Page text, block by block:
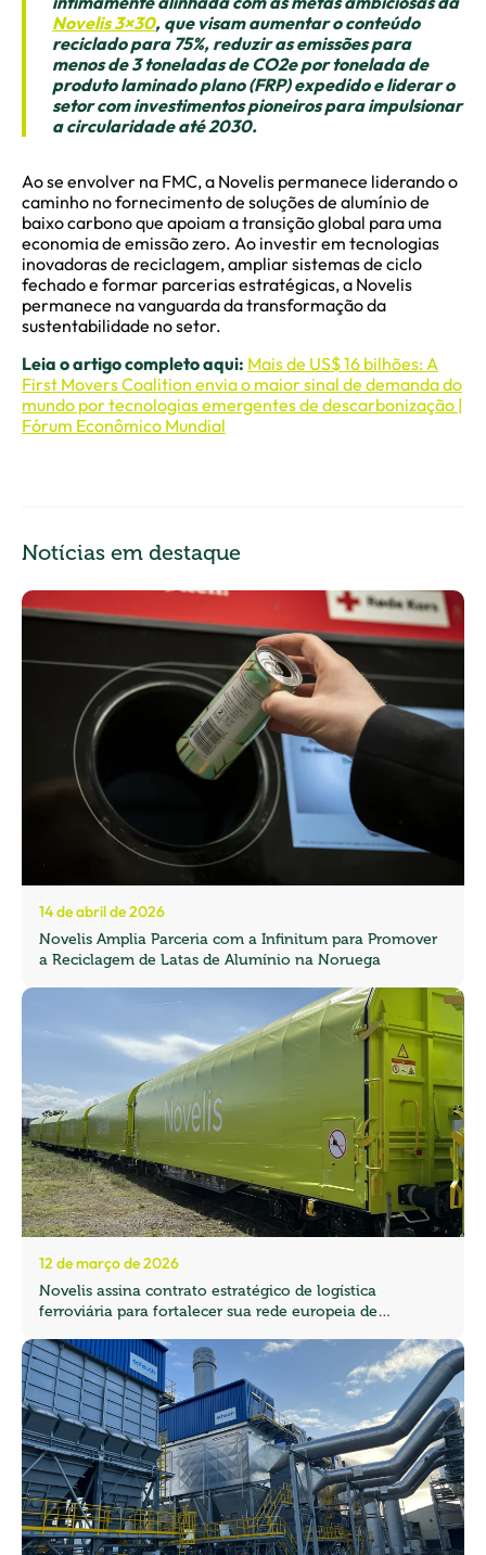
Novelis 3×30, que visam aumentar o conteúdo
reciclado para 75%, reduzir as emissões para
menos de 3 toneladas de CO2e por tonelada de
produto laminado plano (FRP) expedido e liderar o
setor com investimentos pioneiros para impulsionar
a circularidade até 2030.
Ao se envolver na FMC, a Novelis permanece liderando o
caminho no fornecimento de soluções de alumínio de
baixo carbono que apoiam a transição global para uma
economia de emissão zero. Ao investir em tecnologias
inovadoras de reciclagem, ampliar sistemas de ciclo
fechado e formar parcerias estratégicas, a Novelis
permanece na vanguarda da transformação da
sustentabilidade no setor.
Leia o artigo completo aqui: Mais de US$ 16 bilhões: A
First Movers Coalition envia o maior sinal de demanda do
mundo por tecnologias emergentes de descarbonização |
Fórum Econômico Mundial
Notícias em destaque
14 de abril de 2026
Novelis Amplia Parceria com a Infinitum para Promover
a Reciclagem de Latas de Alumínio na Noruega
12 de março de 2026
Novelis assina contrato estratégico de logística
ferroviária para fortalecer sua rede europeia de